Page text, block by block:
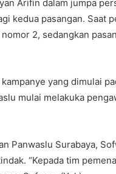
Arifin dalam jumpa
kedua pasangan. Saat
2, sedangkan
yang dimulai
mulai melakuka
Panwaslu Surabaya,
“Kepada tim